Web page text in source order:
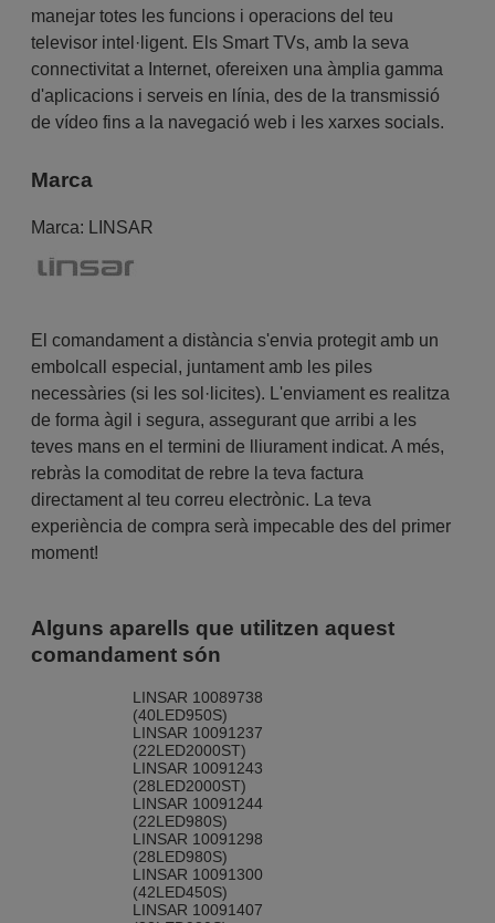
manejar totes les funcions i operacions del teu
televisor intel·ligent. Els Smart TVs, amb la seva
connectivitat a Internet, ofereixen una àmplia gamma
d'aplicacions i serveis en línia, des de la transmissió
de vídeo fins a la navegació web i les xarxes socials.
Marca
Marca: LINSAR
El comandament a distància s'envia protegit amb un
embolcall especial, juntament amb les piles
necessàries (si les sol·licites). L'enviament es realitza
de forma àgil i segura, assegurant que arribi a les
teves mans en el termini de lliurament indicat. A més,
rebràs la comoditat de rebre la teva factura
directament al teu correu electrònic. La teva
experiència de compra serà impecable des del primer
moment!
Alguns aparells que utilitzen aquest
comandament són
LINSAR 10089738
(40LED950S)
LINSAR 10091237
(22LED2000ST)
LINSAR 10091243
(28LED2000ST)
LINSAR 10091244
(22LED980S)
LINSAR 10091298
(28LED980S)
LINSAR 10091300
(42LED450S)
LINSAR 10091407